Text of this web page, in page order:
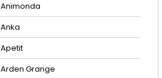
Animonda
Anka
Apetit
Arden Grange